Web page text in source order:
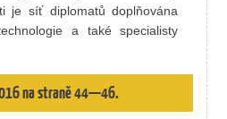
je síť diplomatů doplňována
a také specialisty
na straně 44—46.